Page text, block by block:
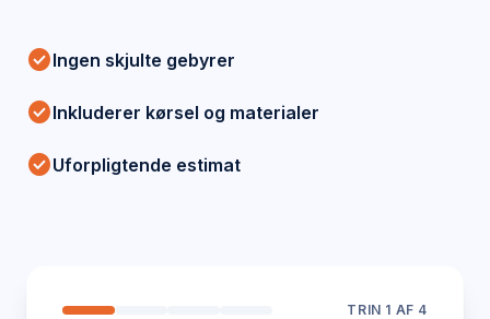
check_circleIngen skjulte gebyrer
check_circleInkluderer kørsel og materialer
check_circleUforpligtende estimat
TRIN 1 AF 4